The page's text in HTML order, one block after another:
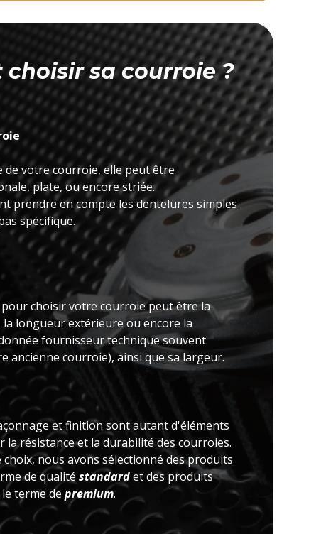
choisir sa courroie ?
de votre courroie, elle peut être
plate, ou encore striée.
prendre en compte les dentelures simples
spécifique.
choisir votre courroie peut être la
longueur extérieure ou encore la
fournisseur technique souvent
ancienne courroie), ainsi que sa largeur.
et finition sont autant d'éléments
la résistance et la durabilité des courroies.
nous avons sélectionné des produits
de qualité standardet des produits
terme de premium.